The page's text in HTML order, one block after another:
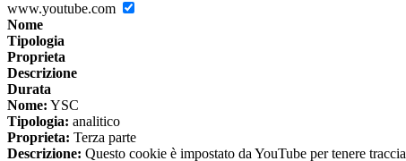
www.youtube.com
Nome
Tipologia
Proprieta
Descrizione
Durata
Nome: YSC
Tipologia: analitico
Proprieta: Terza parte
Descrizione: Questo cookie è impostato da YouTube per tenere